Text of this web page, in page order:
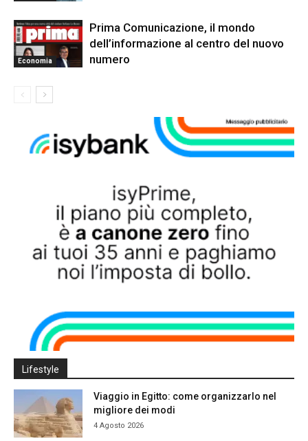
Economia
Prima Comunicazione, il mondo
dell’informazione al centro del nuovo
numero
Lifestyle
Viaggio in Egitto: come organizzarlo nel
migliore dei modi
4 Agosto 2026